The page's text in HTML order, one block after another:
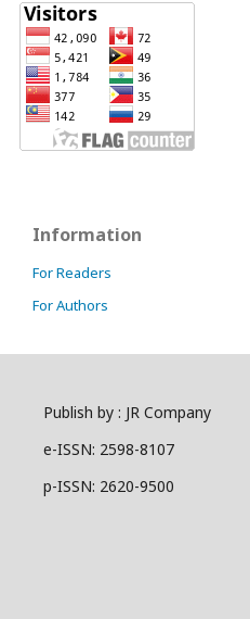
Information
For Readers
For Authors
Publish by : JR Company
e-ISSN: 2598-8107
p-ISSN: 2620-9500